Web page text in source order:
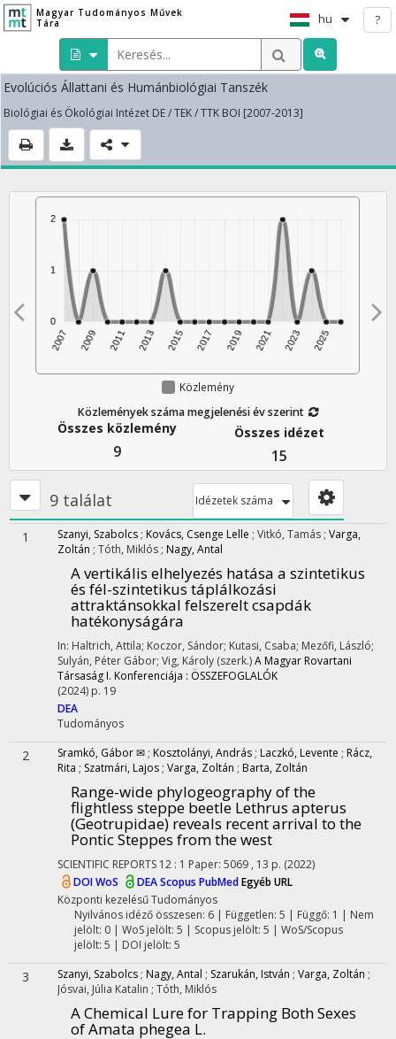
Magyar Tudományos Művek
Tára
hu ?
Evolúciós Állattani és Humánbiológiai Tanszék
Biológiai és Ökológiai Intézet DE / TEK / TTK BOI [2007-2013]
Közlemény
Közlemények száma megjelenési év szerint
Összes közlemény
9
Összes idézet
15
9 találat Idézetek száma
1 Szanyi, Szabolcs ; Kovács, Csenge Lelle ; Vitkó, Tamás ; Varga,
Zoltán ; Tóth, Miklós ; Nagy, Antal
A vertikális elhelyezés hatása a szintetikus
és fél-szintetikus táplálkozási
attraktánsokkal felszerelt csapdák
hatékonyságára
In: Haltrich, Attila; Koczor, Sándor; Kutasi, Csaba; Mezőfi, László;
Sulyán, Péter Gábor; Vig, Károly (szerk.)A Magyar Rovartani
Társaság I. Konferenciája : ÖSSZEFOGLALÓK
(2024) p. 19
DEA
Tudományos
2 Sramkó, Gábor ✉ ; Kosztolányi, András ; Laczkó, Levente ; Rácz,
Rita ; Szatmári, Lajos ; Varga, Zoltán ; Barta, Zoltán
Range-wide phylogeography of the
flightless steppe beetle Lethrus apterus
(Geotrupidae) reveals recent arrival to the
Pontic Steppes from the west
SCIENTIFIC REPORTS 12 : 1 Paper: 5069 , 13 p. (2022)
DOIWoS DEAScopus PubMedEgyéb URL
Központi kezelésűTudományos
Nyilvános idéző összesen: 6| Független: 5 | Függő: 1 | Nem
jelölt: 0 | WoS jelölt: 5 | Scopus jelölt: 5 | WoS/Scopus
jelölt: 5 | DOI jelölt: 5
3 Szanyi, Szabolcs ; Nagy, Antal ; Szarukán, István ; Varga, Zoltán ;
Jósvai, Júlia Katalin ; Tóth, Miklós
A Chemical Lure for Trapping Both Sexes
of Amata phegea L.